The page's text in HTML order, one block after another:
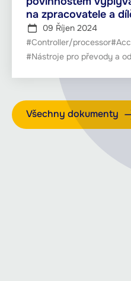
na zpracovatele a
09 Říjen 2024
#Controller/processor
#Nástroje pro převody a
Všechny dokumenty